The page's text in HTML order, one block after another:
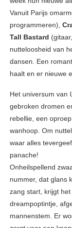
Vanuit Parijs
programmeren),
Tall Bastard
nutteloosheid van
dansen. Een
haalt en er nieuwe
Het universum van
gebroken dromen
rebellie, een
wanhoop. Om
waar alles
panache!
Onheilspellend
nummer, dat glans
zang start, krijgt
dreampoptintje,
mannenstem. Er